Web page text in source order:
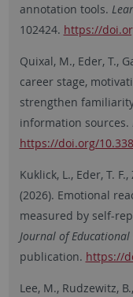
annotation tools.
102424. https://
Quixal, M., Eder, T.,
career stage,
strengthen
information sources.
https://doi.org/
Kuklick, L., Eder, T.
(2026). Emotional
measured by self-
Journal of Educational
publication. https://
Lee, M., Rudzewitz,